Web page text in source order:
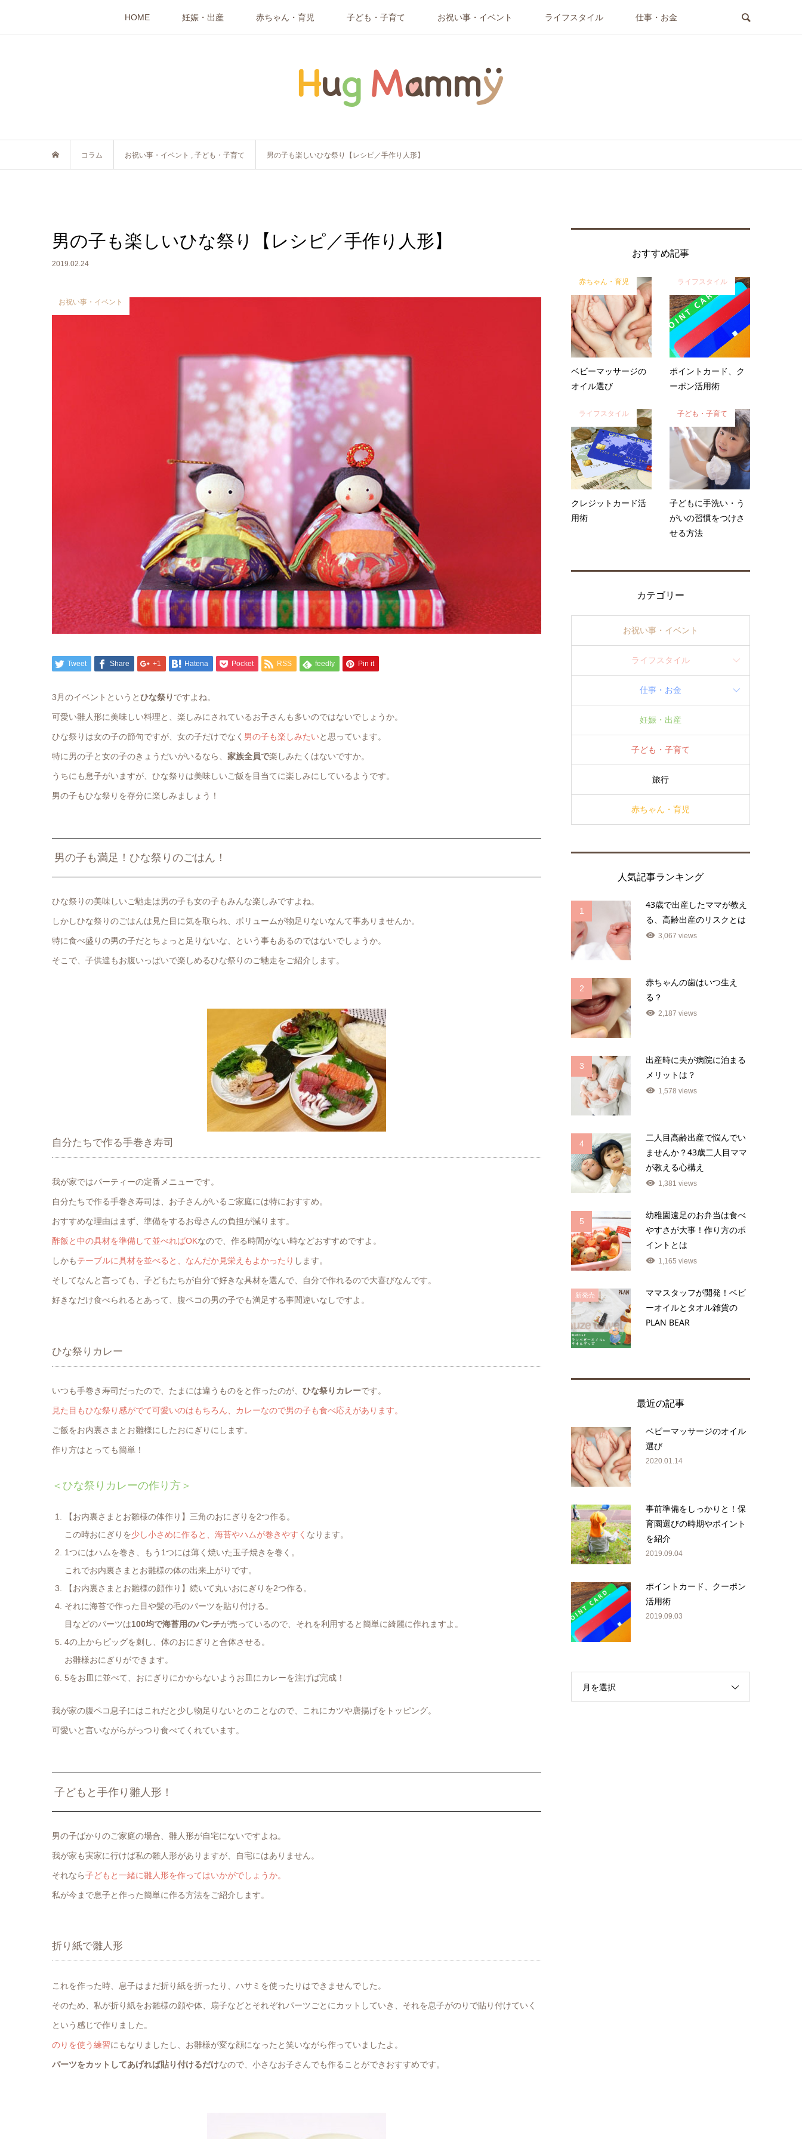
HOME 妊娠・出産 赤ちゃん・育児 子ども・子育て お祝い事・イベント ライフスタイル 仕事・お金
コラム お祝い事・イベント , 子ども・子育て 男の子も楽しいひな祭り【レシピ／手作り人形】
男の子も楽しいひな祭り【レシピ／手作り人形】
2019.02.24
お祝い事・イベント
Tweet Share +1 Hatena Pocket RSS feedly Pin it
3月のイベントというとひな祭り ですよね。
可愛い雛人形に美味しい料理と、楽しみにされているお子さんも多いのではないでしょうか。
ひな祭りは女の子の節句ですが、女の子だけでなく 男の子も楽しみたいと思っています。
特に男の子と女の子のきょうだいがいるなら、 家族全員で楽しみたくはないですか。
うちにも息子がいますが、ひな祭りは美味しいご飯を目当てに楽しみにしているようです。
男の子もひな祭りを存分に楽しみましょう！
男の子も満足！ひな祭りのごはん！
ひな祭りの美味しいご馳走は男の子も女の子もみんな楽しみですよね。
しかしひな祭りのごはんは見た目に気を取られ、ボリュームが物足りないなんて事ありませんか。
特に食べ盛りの男の子だとちょっと足りないな、という事もあるのではないでしょうか。
そこで、子供達もお腹いっぱいで楽しめるひな祭りのご馳走をご紹介します。
自分たちで作る手巻き寿司
我が家ではパーティーの定番メニューです。
自分たちで作る手巻き寿司は、お子さんがいるご家庭には特におすすめ。
おすすめな理由はまず、準備をするお母さんの負担が減ります。
酢飯と中の具材を準備して並べればOKなので、作る時間がない時などおすすめですよ。
しかもテーブルに具材を並べると、なんだか見栄えもよかったり します。
そしてなんと言っても、子どもたちが自分で好きな具材を選んで、自分で作れるので大喜びなんです。
好きなだけ食べられるとあって、腹ペコの男の子でも満足する事間違いなしですよ。
ひな祭りカレー
いつも手巻き寿司だったので、たまには違うものをと作ったのが、 ひな祭りカレーです。
見た目もひな祭り感がでて可愛いのはもちろん、カレーなので男の子も食べ応えがあります。
ご飯をお内裏さまとお雛様にしたおにぎりにします。
作り方はとっても簡単！
＜ひな祭りカレーの作り方＞
【お内裏さまとお雛様の体作り】三角のおにぎりを2つ作る。
この時おにぎりを少し小さめに作ると、海苔やハムが巻きやすく なります。
1つにはハムを巻き、もう1つには薄く焼いた玉子焼きを巻く。
これでお内裏さまとお雛様の体の出来上がりです。
【お内裏さまとお雛様の顔作り】続いて丸いおにぎりを2つ作る。
それに海苔で作った目や髪の毛のパーツを貼り付ける。
目などのパーツは100均で海苔用のパンチが売っているので、それを利用すると簡単に綺麗に作れますよ。
4の上からピッグを刺し、体のおにぎりと合体させる。
お雛様おにぎりができます。
5をお皿に並べて、おにぎりにかからないようお皿にカレーを注げば完成！
我が家の腹ペコ息子にはこれだと少し物足りないとのことなので、これにカツや唐揚げをトッピング。
可愛いと言いながらがっつり食べてくれています。
子どもと手作り雛人形！
男の子ばかりのご家庭の場合、雛人形が自宅にないですよね。
我が家も実家に行けば私の雛人形がありますが、自宅にはありません。
それなら子どもと一緒に雛人形を作ってはいかがでしょうか。
私が今まで息子と作った簡単に作る方法をご紹介します。
折り紙で雛人形
これを作った時、息子はまだ折り紙を折ったり、ハサミを使ったりはできませんでした。
そのため、私が折り紙をお雛様の顔や体、扇子などとそれぞれパーツごとにカットしていき、それを息子がのりで貼り付けていく
という感じで作りました。
のりを使う練習にもなりましたし、お雛様が変な顔になったと笑いながら作っていましたよ。
パーツをカットしてあげれば貼り付けるだけなので、小さなお子さんでも作ることができおすすめです。
おすすめ記事
赤ちゃん・育児
ベビーマッサージの
オイル選び
ライフスタイル
ポイントカード、ク
ーポン活用術
ライフスタイル
クレジットカード活
用術
子ども・子育て
子どもに手洗い・う
がいの習慣をつけさ
せる方法
カテゴリー
お祝い事・イベント
ライフスタイル
仕事・お金
妊娠・出産
子ども・子育て
旅行
赤ちゃん・育児
人気記事ランキング
1
43歳で出産したママが教え
る、高齢出産のリスクとは
3,067 views
2
赤ちゃんの歯はいつ生え
る？
2,187 views
3
出産時に夫が病院に泊まる
メリットは？
1,578 views
4
二人目高齢出産で悩んでい
ませんか？43歳二人目ママ
が教える心構え
1,381 views
5
幼稚園遠足のお弁当は食べ
やすさが大事！作り方のポ
イントとは
1,165 views
新発売
ママスタッフが開発！ベビ
ーオイルとタオル雑貨の
PLAN BEAR
最近の記事
ベビーマッサージのオイル
選び
2020.01.14
事前準備をしっかりと！保
育園選びの時期やポイント
を紹介
2019.09.04
ポイントカード、クーポン
活用術
2019.09.03
月を選択